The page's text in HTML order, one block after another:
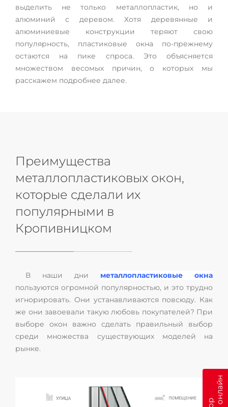
выделить не только металлопластик, но и
алюминий с деревом. Хотя деревянные и
алюминиевые конструкции теряют свою
популярность, пластиковые окна по-прежнему
остаются на пике спроса. Это объясняется
множеством весомых причин, о которых мы
расскажем подробнее далее.
Преимущества
металлопластиковых окон,
которые сделали их
популярными в
Кропивницком
В наши дни металлопластиковые окна
пользуются огромной популярностью, и это трудно
игнорировать. Они устанавливаются повсюду. Как
же они завоевали такую любовь покупателей? При
выборе окон важно сделать правильный выбор
среди множества существующих моделей на
рынке.